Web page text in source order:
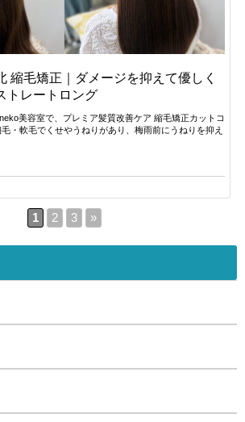
縮毛矯正｜ダメージを抑えて優しく
トレートロング
美容室で、プレミア髪質改善ケア 縮毛矯正カットコ
・軟毛でくせやうねりがあり、梅雨前にうねりを抑え
1 2 3 »